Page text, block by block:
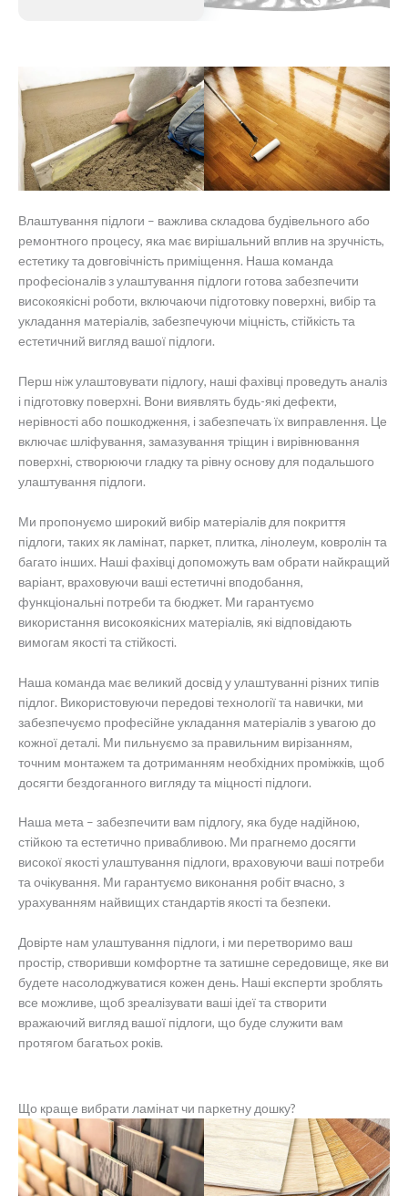
Влаштування підлоги – важлива складова будівельного або
ремонтного процесу, яка має вирішальний вплив на зручність,
естетику та довговічність приміщення. Наша команда
професіоналів з улаштування підлоги готова забезпечити
високоякісні роботи, включаючи підготовку поверхні, вибір та
укладання матеріалів, забезпечуючи міцність, стійкість та
естетичний вигляд вашої підлоги.
Перш ніж улаштовувати підлогу, наші фахівці проведуть аналіз
і підготовку поверхні. Вони виявлять будь-які дефекти,
нерівності або пошкодження, і забезпечать їх виправлення. Це
включає шліфування, замазування тріщин і вирівнювання
поверхні, створюючи гладку та рівну основу для подальшого
улаштування підлоги.
Ми пропонуємо широкий вибір матеріалів для покриття
підлоги, таких як ламінат, паркет, плитка, лінолеум, ковролін та
багато інших. Наші фахівці допоможуть вам обрати найкращий
варіант, враховуючи ваші естетичні вподобання,
функціональні потреби та бюджет. Ми гарантуємо
використання високоякісних матеріалів, які відповідають
вимогам якості та стійкості.
Наша команда має великий досвід у улаштуванні різних типів
підлог. Використовуючи передові технології та навички, ми
забезпечуємо професійне укладання матеріалів з увагою до
кожної деталі. Ми пильнуємо за правильним вирізанням,
точним монтажем та дотриманням необхідних проміжків, щоб
досягти бездоганного вигляду та міцності підлоги.
Наша мета – забезпечити вам підлогу, яка буде надійною,
стійкою та естетично привабливою. Ми прагнемо досягти
високої якості улаштування підлоги, враховуючи ваші потреби
та очікування. Ми гарантуємо виконання робіт вчасно, з
урахуванням найвищих стандартів якості та безпеки.
Довірте нам улаштування підлоги, і ми перетворимо ваш
простір, створивши комфортне та затишне середовище, яке ви
будете насолоджуватися кожен день. Наші експерти зроблять
все можливе, щоб зреалізувати ваші ідеї та створити
вражаючий вигляд вашої підлоги, що буде служити вам
протягом багатьох років.
Що краще вибрати ламінат чи паркетну дошку?